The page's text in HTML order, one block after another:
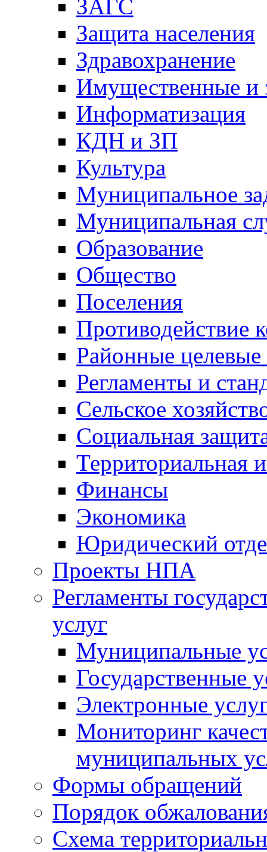
ЗАГС
Защита населения
Здравохранение
Имущественные и
Информатизация
КДН и ЗП
Культура
Муниципальное
Муниципальная
Образование
Общество
Поселения
Противодействие
Районные
Регламенты и
Сельское
Социальная
Территориальная
Финансы
Экономика
Юридический
Проекты НПА
Регламенты
услуг
Муниципальные
Государственные
Электронные
Мониторинг
муниципальных
Формы обращений
Порядок
Схема